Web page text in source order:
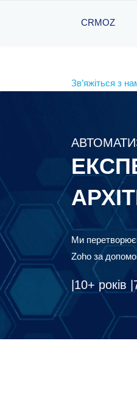
CRMOZ
Зв’яжіться з
Ми
Zoho за
|10+ років |